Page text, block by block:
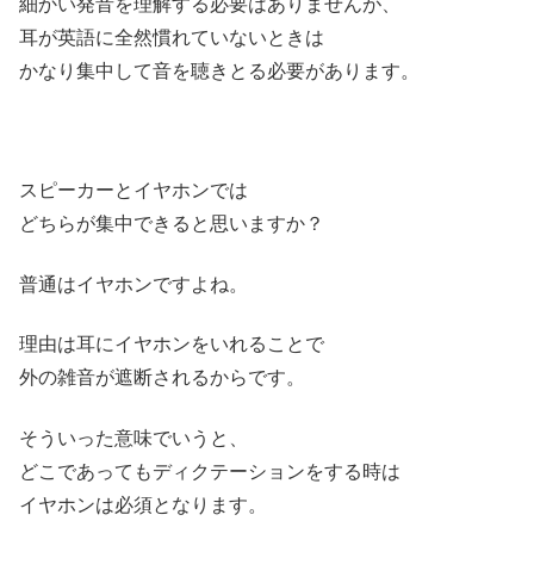
耳が英語に全然慣れていないときは
かなり集中して音を聴きとる必要があります。
スピーカーとイヤホンでは
どちらが集中できると思いますか？
普通はイヤホンですよね。
理由は耳にイヤホンをいれることで
外の雑音が遮断されるからです。
そういった意味でいうと、
どこであってもディクテーションをする時は
イヤホンは必須となります。